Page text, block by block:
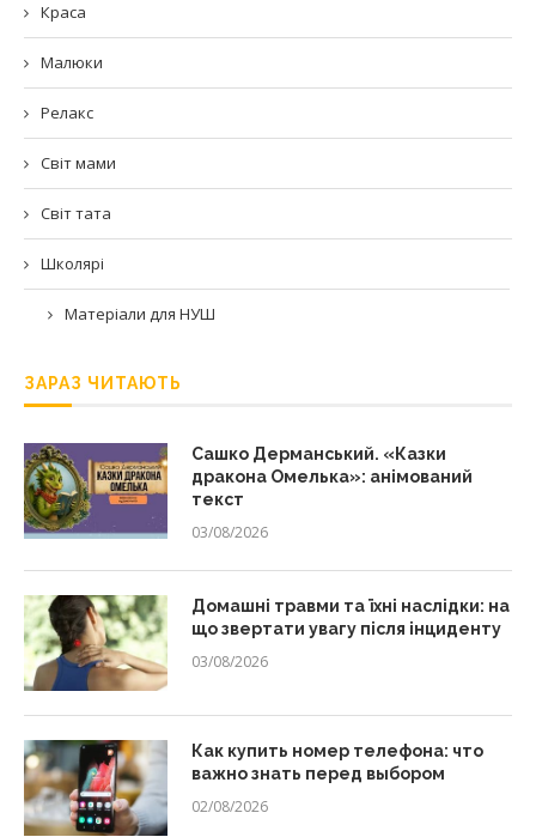
Краса
Малюки
Релакс
Світ мами
Світ тата
Школярі
Матеріали для НУШ
ЗАРАЗ ЧИТАЮТЬ
Сашко Дерманський. «Казки
дракона Омелька»: анімований
текст
03/08/2026
Домашні травми та їхні наслідки: на
що звертати увагу після інциденту
03/08/2026
Как купить номер телефона: что
важно знать перед выбором
02/08/2026